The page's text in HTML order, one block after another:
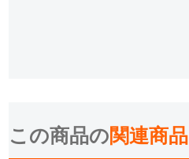
この商品の関連商品